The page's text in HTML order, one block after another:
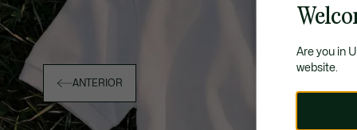
ANTERIOR
Are you in
website.